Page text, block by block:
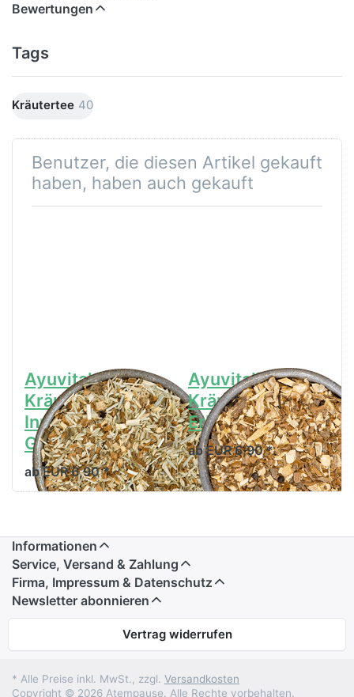
Bewertungen
Tags
Kräutertee 40
Benutzer, die diesen Artikel gekauft
haben, haben auch gekauft
Ayuvitaler
Kräutertee
Innere
Gelassenheit
ab EUR 6,90 *
Ayuvitalischer
Kräutertee Gute
Erholung
ab EUR 6,90 *
Informationen
Service, Versand & Zahlung
Firma, Impressum & Datenschutz
Newsletter abonnieren
Vertrag widerrufen
* Alle Preise inkl. MwSt., zzgl. Versandkosten
Copyright © 2026 Atempause. Alle Rechte vorbehalten.